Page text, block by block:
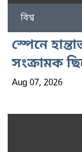
বিশ্ব
স্পেনে
সংক্রামক
Aug 07, 2026